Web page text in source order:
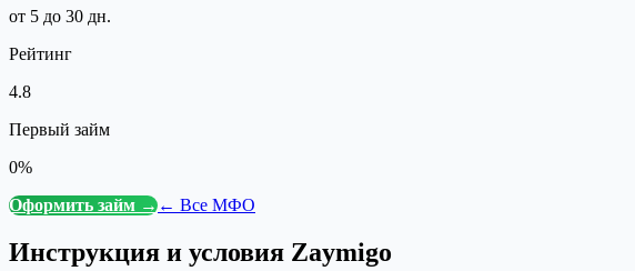
от 5 до 30 дн.
Рейтинг
4.8
Первый займ
0%
Оформить займ →← Все МФО
Инструкция и условия Zaymigo